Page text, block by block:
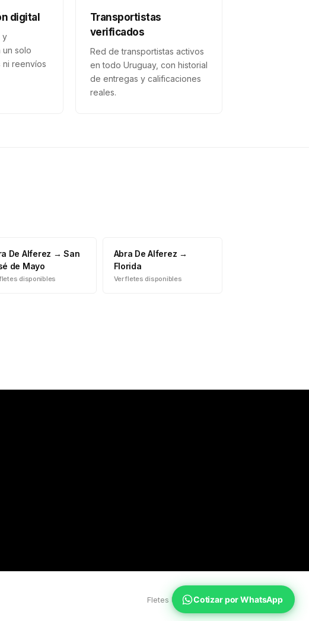
digital
y
un solo
ni reenvíos
Transportistas
verificados
Red de transportistas activos
en todo Uruguay, con historial
de entregas y calificaciones
reales.
De Alferez →San
de Mayo
disponibles
Abra De Alferez →
Florida
Ver fletes disponibles
Fletes UruguayInicio
Cotizar por WhatsApp